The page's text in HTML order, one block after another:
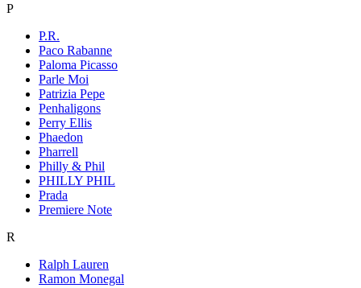
P
P.R.
Paco Rabanne
Paloma Picasso
Parle Moi
Patrizia Pepe
Penhaligons
Perry Ellis
Phaedon
Pharrell
Philly & Phil
PHILLY PHIL
Prada
Premiere Note
R
Ralph Lauren
Ramon Monegal